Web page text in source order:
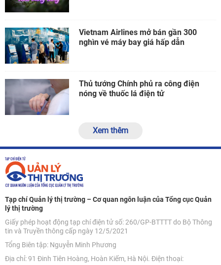
Vietnam Airlines mở bán gần 300
nghìn vé máy bay giá hấp dẫn
Thủ tướng Chính phủ ra công điện
nóng về thuốc lá điện tử
Xem thêm
Tạp chí Quản lý thị trường – Cơ quan ngôn luận của Tổng cục Quản
lý thị trường
Giấy phép hoạt động tạp chí điện tử số: 260/GP-BTTTT do Bộ Thông
tin và Truyền thông cấp ngày 12/5/2021
Tổng Biên tập: Nguyễn Minh Phương
Địa chỉ: 91 Đinh Tiên Hoàng, Hoàn Kiếm, Hà Nội. Điện thoại: